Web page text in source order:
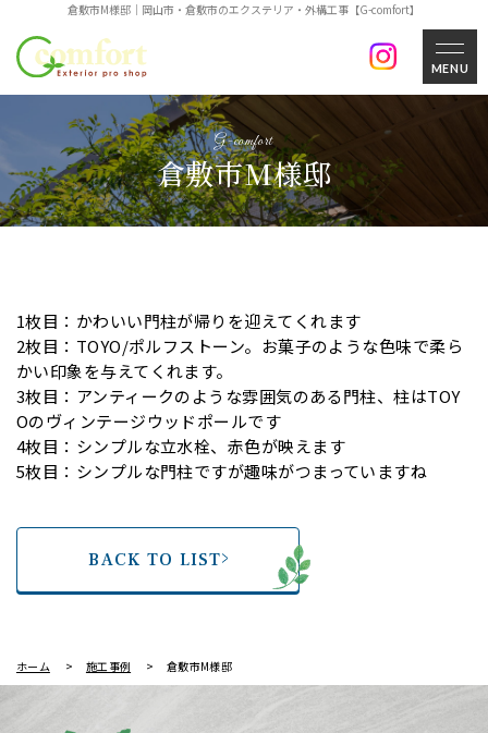
倉敷市M様邸｜岡山市・倉敷市のエクステリア・外構工事【G-comfort】
MENU
倉敷市M様邸
1枚目：かわいい門柱が帰りを迎えてくれます
2枚目：TOYO/ポルフストーン。お菓子のような色味で柔ら
かい印象を与えてくれます。
3枚目：アンティークのような雰囲気のある門柱、柱はTOY
Oのヴィンテージウッドポールです
4枚目：シンプルな立水栓、赤色が映えます
5枚目：シンプルな門柱ですが趣味がつまっていますね
BACK TO LIST
ホーム 施工事例 倉敷市M様邸